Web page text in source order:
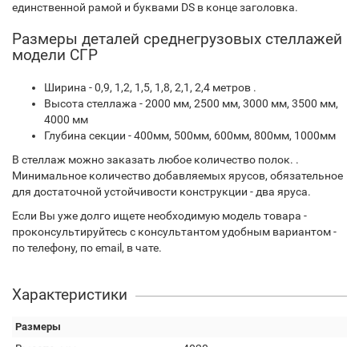
единственной рамой и буквами DS в конце заголовка.
Размеры деталей среднегрузовых стеллажей
модели СГР
Ширина - 0,9, 1,2, 1,5, 1,8, 2,1, 2,4 метров .
Высота стеллажа - 2000 мм, 2500 мм, 3000 мм, 3500 мм,
4000 мм
Глубина секции - 400мм, 500мм, 600мм, 800мм, 1000мм
В стеллаж можно заказать любое количество полок. .
Минимальное количество добавляемых ярусов, обязательное
для достаточной устойчивости конструкции - два яруса.
Если Вы уже долго ищете необходимую модель товара -
проконсультируйтесь с консультантом удобным вариантом -
по телефону, по email, в чате.
Характеристики
Размеры